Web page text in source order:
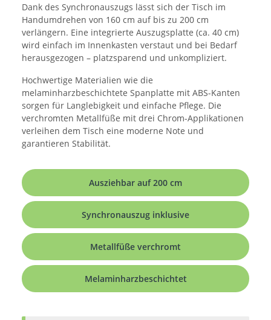
Dank des Synchronauszugs lässt sich der Tisch im
Handumdrehen von 160 cm auf bis zu 200 cm
verlängern. Eine integrierte Auszugsplatte (ca. 40 cm)
wird einfach im Innenkasten verstaut und bei Bedarf
herausgezogen – platzsparend und unkompliziert.
Hochwertige Materialien wie die
melaminharzbeschichtete Spanplatte mit ABS-Kanten
sorgen für Langlebigkeit und einfache Pflege. Die
verchromten Metallfüße mit drei Chrom-Applikationen
verleihen dem Tisch eine moderne Note und
garantieren Stabilität.
Ausziehbar auf 200 cm
Synchronauszug inklusive
Metallfüße verchromt
Melaminharzbeschichtet